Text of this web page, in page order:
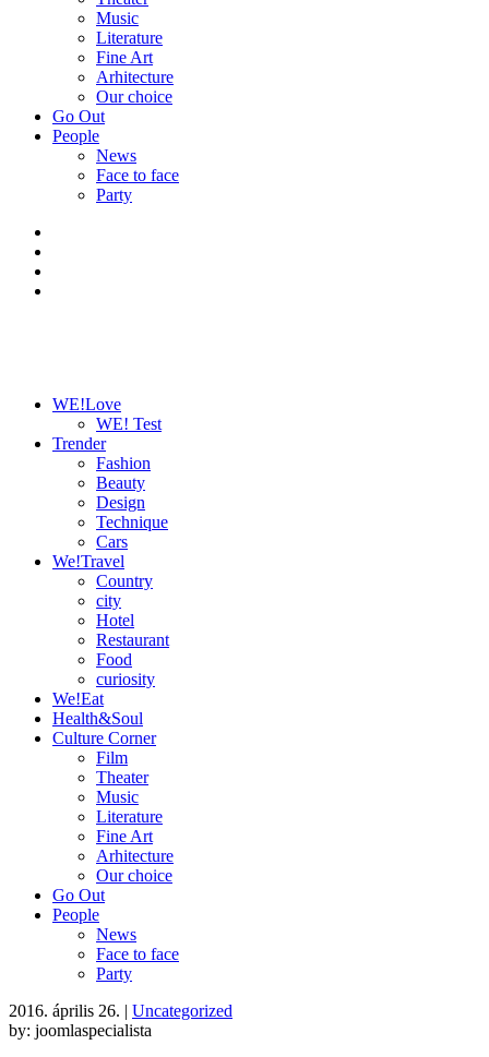
Music
Literature
Fine Art
Arhitecture
Our choice
Go Out
People
News
Face to face
Party
WE!Love
WE! Test
Trender
Fashion
Beauty
Design
Technique
Cars
We!Travel
Country
city
Hotel
Restaurant
Food
curiosity
We!Eat
Health&Soul
Culture Corner
Film
Theater
Music
Literature
Fine Art
Arhitecture
Our choice
Go Out
People
News
Face to face
Party
2016. április 26. | Uncategorized
by: joomlaspecialista